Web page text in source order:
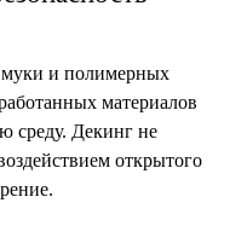
муки и полимерных
материалов
среду. Декинг не
открытого